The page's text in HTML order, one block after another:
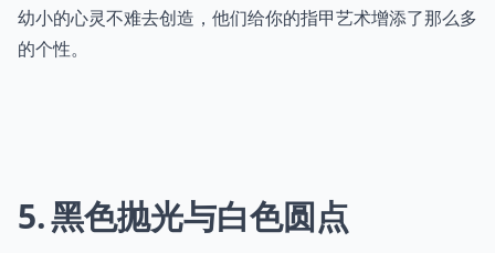
幼小的心灵不难去创造，他们给你的指甲艺术增添了那么多
的个性。
5 黑色抛光与白色圆点